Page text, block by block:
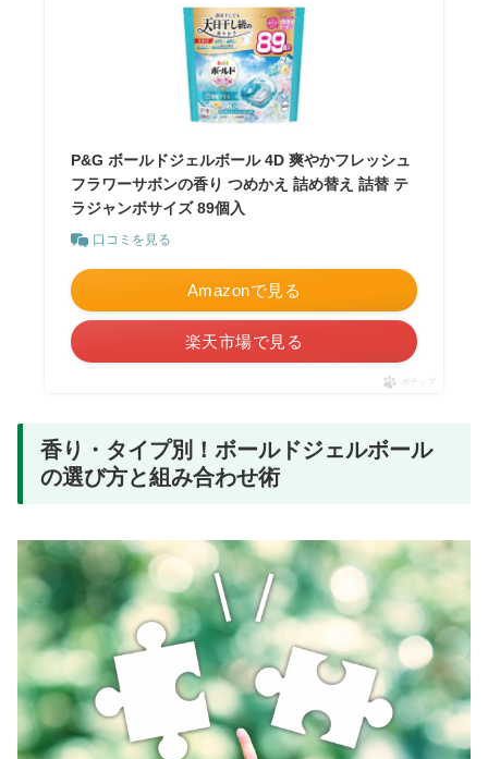
P&G ボールドジェルボール 4D 爽やかフレッシュ
フラワーサボンの香り つめかえ 詰め替え 詰替 テ
ラジャンボサイズ 89個入
口コミを見る
Amazonで見る
楽天市場で見る
ポチップ
香り・タイプ別！ボールドジェルボール
の選び方と組み合わせ術